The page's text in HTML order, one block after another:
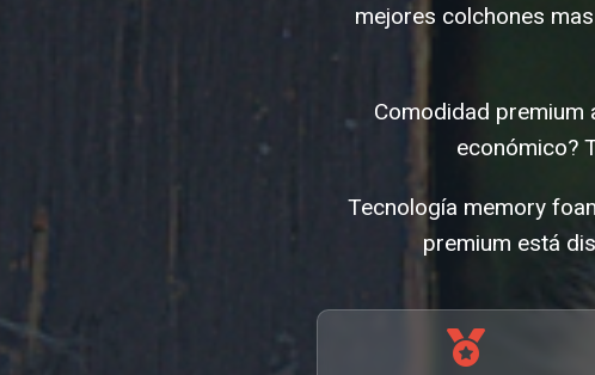
mejores colchones
Comodidad premium
económico?
Tecnología memory
premium está